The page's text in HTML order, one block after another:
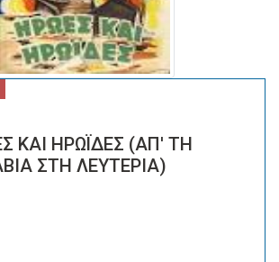
ΚΑΙ ΗΡΩΪΔΕΣ (ΑΠ' ΤΗ
ΣΤΗ ΛΕΥΤΕΡΙΑ)